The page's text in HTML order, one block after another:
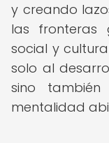
y creando
las fronteras
social y
solo al
sino
mentalidad